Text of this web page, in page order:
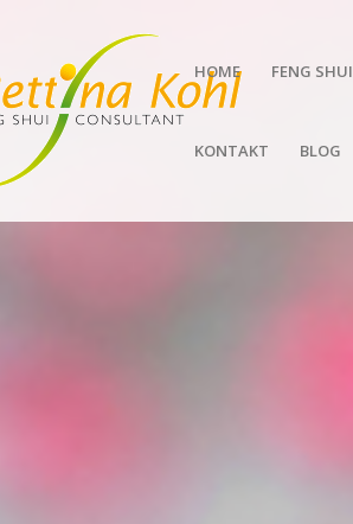
HOME FENG SHUI
KONTAKT BLOG